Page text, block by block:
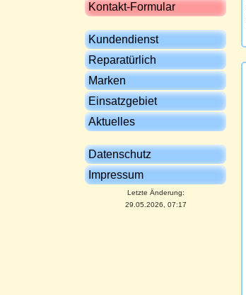
Kontakt-Formular
Kundendienst
Reparatürlich
Marken
Einsatzgebiet
Aktuelles
Datenschutz
Impressum
Letzte Änderung:
29.05.2026, 07:17